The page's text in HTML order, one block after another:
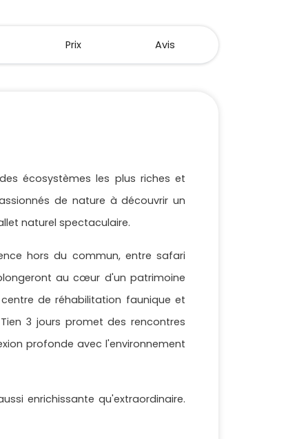
Prix Avis
écosystèmes les plus riches et
de nature à découvrir un
naturel spectaculaire.
hors du commun, entre safari
au cœur d'un patrimoine
de réhabilitation faunique et
3 jours promet des rencontres
profonde avec l'environnement
enrichissante qu'extraordinaire.